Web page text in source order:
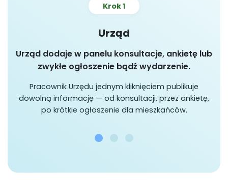
Krok 1
Urząd
Urząd dodaje w panelu konsultacje, ankietę lub
zwykłe ogłoszenie bądź wydarzenie.
Pracownik Urzędu jednym kliknięciem publikuje
dowolną informację — od konsultacji, przez ankietę,
po krótkie ogłoszenie dla mieszkańców.